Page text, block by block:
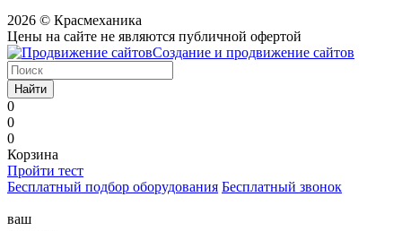
2026 © Красмеханика
Цены на сайте не являются публичной офертой
Создание и продвижение сайтов
Найти
0
0
0
Корзина
Пройти тест
Бесплатный подбор оборудования Бесплатный звонок
ваш